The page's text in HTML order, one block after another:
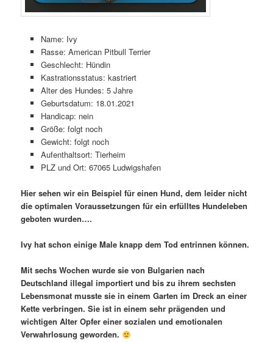
Name: Ivy
Rasse: American Pitbull Terrier
Geschlecht: Hündin
Kastrationsstatus: kastriert
Alter des Hundes: 5 Jahre
Geburtsdatum: 18.01.2021
Handicap: nein
Größe: folgt noch
Gewicht: folgt noch
Aufenthaltsort: Tierheim
PLZ und Ort: 67065 Ludwigshafen
Hier sehen wir ein Beispiel für einen Hund, dem leider nicht
die optimalen Voraussetzungen für ein erfülltes Hundeleben
geboten wurden….
Ivy hat schon einige Male knapp dem Tod entrinnen können.
Mit sechs Wochen wurde sie von Bulgarien nach
Deutschland illegal importiert und bis zu ihrem sechsten
Lebensmonat musste sie in einem Garten im Dreck an einer
Kette verbringen. Sie ist in einem sehr prägenden und
wichtigen Alter Opfer einer sozialen und emotionalen
Verwahrlosung geworden.